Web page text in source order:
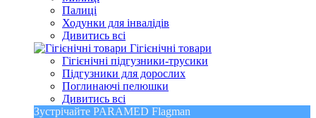
Палиці
Ходунки для інвалідів
Дивитись всі
Гігієнічні товари
Гігієнічні підгузники-трусики
Підгузники для дорослих
Поглинаючі пелюшки
Дивитись всі
Зустрічайте PARAMED Flagman